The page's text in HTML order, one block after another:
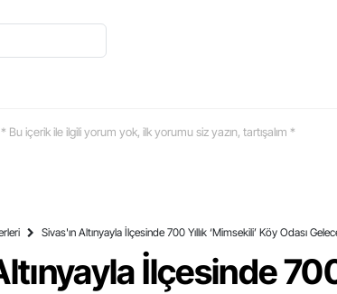
* Bu içerik ile ilgili yorum yok, ilk yorumu siz yazın, tartışalım *
Sivas'ın Altınyayla İlçesinde 700 Yıllık ‘Mimsekili’ Köy Odası
İlçesinde